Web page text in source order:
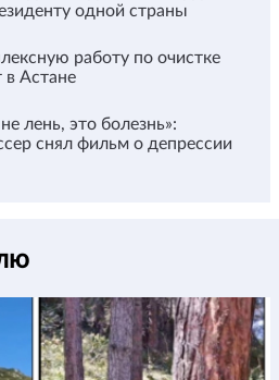
одной страны
работу по очистке
в Астане
лень, это болезнь»:
снял фильм о депрессии